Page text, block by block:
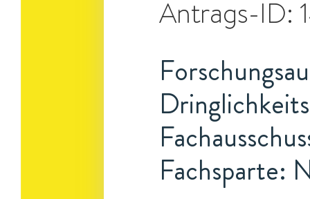
Antrags-ID:
Fachsparte: